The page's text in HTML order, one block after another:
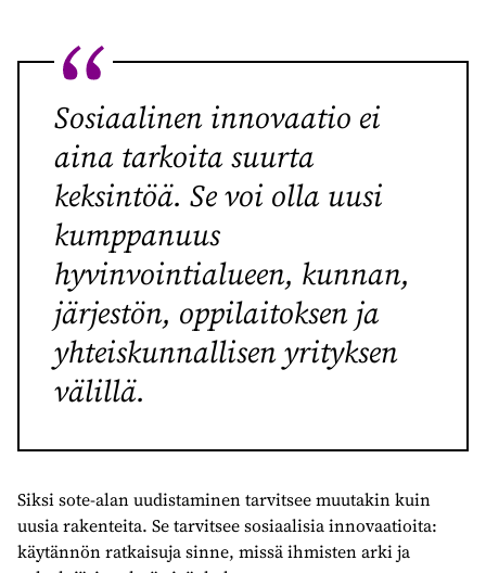
Sosiaalinen innovaatio ei
aina tarkoita suurta
keksintöä. Se voi olla uusi
kumppanuus
hyvinvointialueen, kunnan,
järjestön, oppilaitoksen ja
yhteiskunnallisen yrityksen
välillä.
Siksi sote-alan uudistaminen tarvitsee muutakin kuin
uusia rakenteita. Se tarvitsee sosiaalisia innovaatioita:
käytännön ratkaisuja sinne, missä ihmisten arki ja